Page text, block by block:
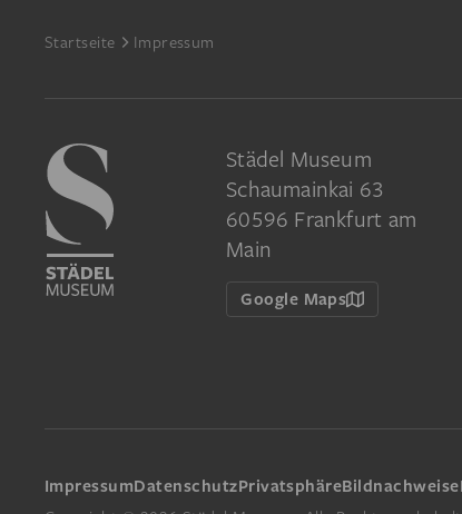
Footer
Startseite Impressum
Städel Museum
Schaumainkai 63
60596 Frankfurt am
Main
Google Maps
ImpressumDatenschutzPrivatsphäreBildnachweise